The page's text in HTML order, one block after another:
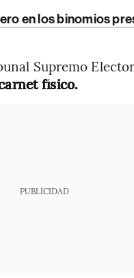
en los binomios
Supremo
físico.
PUBLICIDAD